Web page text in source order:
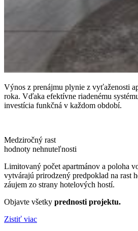
Výnos z prenájmu plynie z vyťaženosti
roka. Vďaka efektívne riadenému
investícia funkčná v každom období.
Medziročný rast
hodnoty nehnuteľnosti
Limitovaný počet apartmánov a poloha
vytvárajú prirodzený predpoklad na rast
záujem zo strany hotelových hostí.
Objavte všetky prednosti projektu.
Zistiť viac